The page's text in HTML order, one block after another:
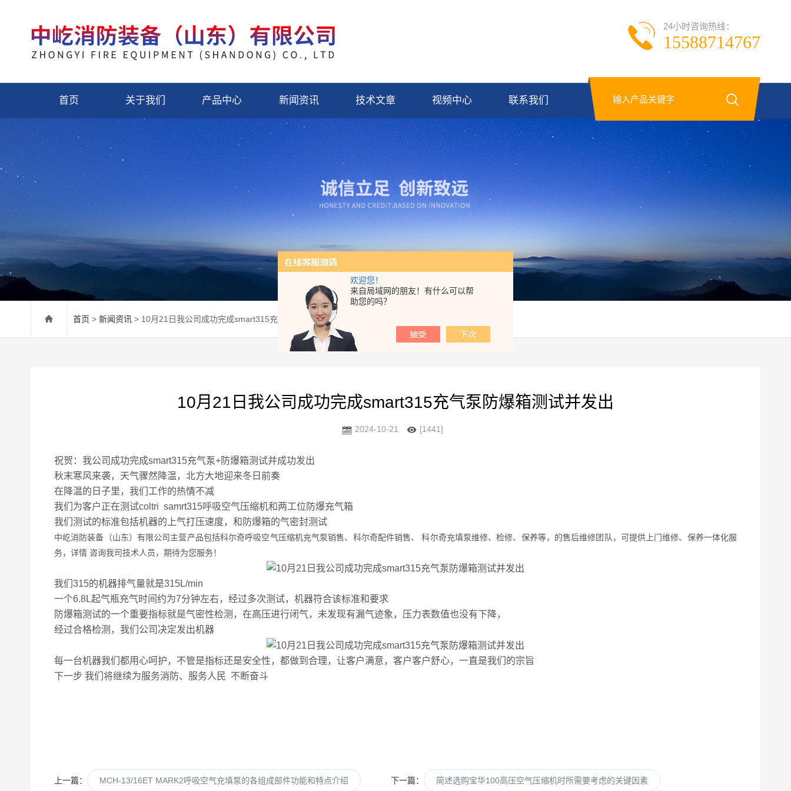
欢迎您！
来自局域网的朋友！有什么可以帮
助您的吗？
24小时咨询热线：
15588714767
首页 关于我们 产品中心 新闻资讯 技术文章 视频中心 联系我们
首页 > 新闻资讯 > 10月21日我公司成功完成smart315充气泵防爆箱测试并发出
10月21日我公司成功完成smart315充气泵防爆箱测试并发出
2024-10-21 [1441]
祝贺：我公司成功完成smart315充气泵+防爆箱测试并成功发出
秋末寒风来袭，天气骤然降温，北方大地迎来冬日前奏
在降温的日子里，我们工作的热情不减
我们为客户正在测试coltri samrt315呼吸空气压缩机和两工位防爆充气箱
我们测试的标准包括机器的上气打压速度，和防爆箱的气密封测试
中屹消防装备（山东）有限公司主营产品包括科尔奇呼吸空气压缩机充气泵销售、科尔奇配件销售、
科尔奇充填泵维修、检修、保养等，的售后维修团队，可提供上门维修、保养一体化服
务，详情 咨询我司技术人员，期待为您服务！
我们315的机器排气量就是315L/min
一个6.8L起气瓶充气时间约为7分钟左右，经过多次测试，机器符合该标准和要求
防爆箱测试的一个重要指标就是气密性检测，在高压进行闭气，未发现有漏气迹象，压力表数值也没有下降，
经过合格检测，我们公司决定发出机器
每一台机器我们都用心呵护，不管是指标还是安全性，都做到合理，让客户满意，客户客户舒心，一直是我们的宗旨
下一步 我们将继续为服务消防、服务人民 不断奋斗
上一篇： MCH-13/16ET MARK2呼吸空气充填泵的各组成部件功能和特点介绍 下一篇： 简述选购宝华100高压空气压缩机时所需要考虑的关键因素